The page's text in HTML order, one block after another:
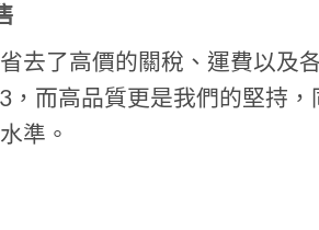
去了高價的關稅、運費以及
，而高品質更是我們的堅持
準。